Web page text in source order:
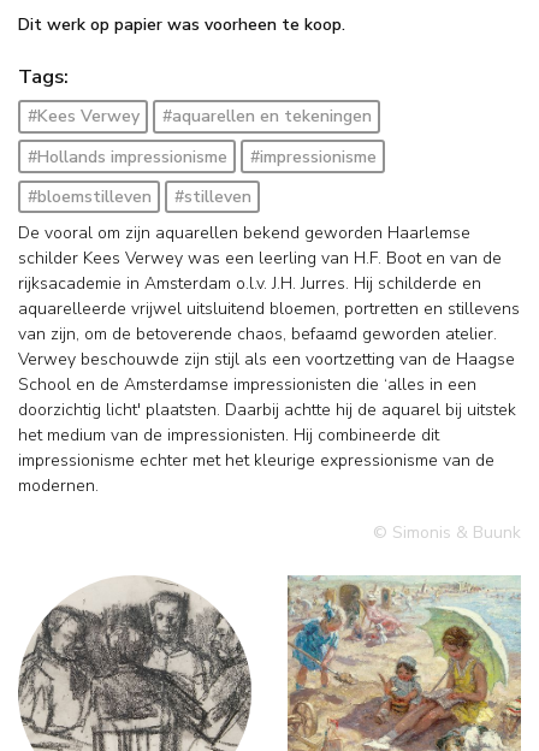
Dit werk op papier was voorheen te koop.
Tags:
#Kees Verwey
#aquarellen en tekeningen
#Hollands impressionisme
#impressionisme
#bloemstilleven
#stilleven
De vooral om zijn aquarellen bekend geworden Haarlemse
schilder Kees Verwey was een leerling van H.F. Boot en van de
rijksacademie in Amsterdam o.l.v. J.H. Jurres. Hij schilderde en
aquarelleerde vrijwel uitsluitend bloemen, portretten en stillevens
van zijn, om de betoverende chaos, befaamd geworden atelier.
Verwey beschouwde zijn stijl als een voortzetting van de Haagse
School en de Amsterdamse impressionisten die ‘alles in een
doorzichtig licht' plaatsten. Daarbij achtte hij de aquarel bij uitstek
het medium van de impressionisten. Hij combineerde dit
impressionisme echter met het kleurige expressionisme van de
modernen.
© Simonis & Buunk